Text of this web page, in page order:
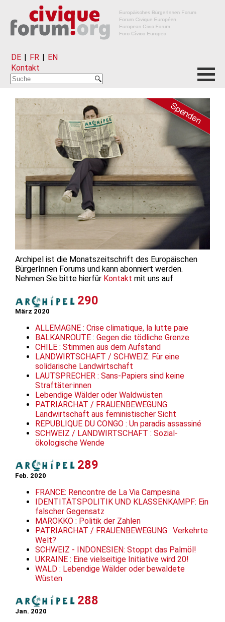
DE | FR | EN
Kontakt
Archipel ist die Monatszeitschrift des Europäischen
BürgerInnen Forums und kann abonniert werden.
Nehmen Sie bitte hierfür Kontakt mit uns auf.
290
März 2020
ALLEMAGNE : Crise climatique, la lutte paie
BALKANROUTE : Gegen die tödliche Grenze
CHILE : Stimmen aus dem Aufstand
LANDWIRTSCHAFT / SCHWEIZ: Für eine
solidarische Landwirtschaft
LAUTSPRECHER : Sans-Papiers sind keine
Straftäter·innen
Lebendige Wälder oder Waldwüsten
PATRIARCHAT / FRAUENBEWEGUNG:
Landwirtschaft aus feministischer Sicht
REPUBLIQUE DU CONGO : Un paradis assassiné
SCHWEIZ / LANDWIRTSCHAFT : Sozial-
ökologische Wende
289
Feb. 2020
FRANCE: Rencontre de La Via Campesina
IDENTITÄTSPOLITIK UND KLASSENKAMPF: Ein
falscher Gegensatz
MAROKKO : Politik der Zahlen
PATRIARCHAT / FRAUENBEWEGUNG : Verkehrte
Welt?
SCHWEIZ - INDONESIEN: Stoppt das Palmöl!
UKRAINE : Eine vielseitige Initiative wird 20!
WALD : Lebendige Wälder oder bewaldete
Wüsten
288
Jan. 2020